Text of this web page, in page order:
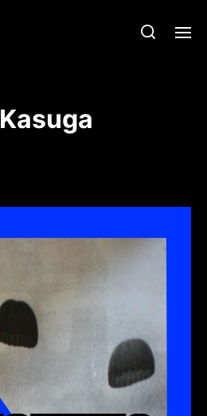
Kasuga